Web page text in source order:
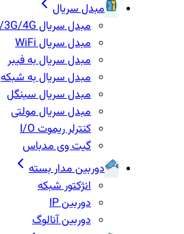
مبدل سریال
مبدل سریال 2G/3G/4G
مبدل سریال WiFi
مبدل سریال به فیبر
مبدل سریال به شبکه
مبدل سریال سینگل
مبدل سریال مولتی
کنترلر ریموت I/O
گیت وی مدباس
دوربین مدار بسته
انژکتور شبکه
دوربین IP
دوربین آنالوگ